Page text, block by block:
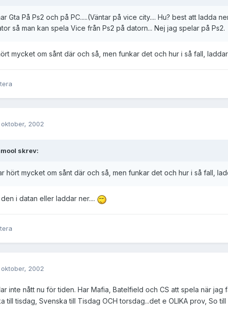
Gta På Ps2 och på PC.....(Väntar på vice city.... Hu? best att ladda
så man kan spela Vice från Ps2 på datorn... Nej jag spelar på Ps2.
mycket om sånt där och så, men funkar det och hur i så fall,
oktober, 2002
skrev:
hört mycket om sånt där och så, men funkar det och hur i så fall,
i datan eller laddar ner....
oktober, 2002
inte nått nu för tiden. Har Mafia, Batelfield och CS att spela när
till tisdag, Svenska till Tisdag OCH torsdag...det e OLIKA prov, So